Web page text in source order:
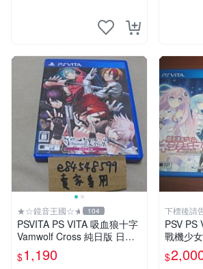
★☆鏡音王國☆★ 104
PSVITA PS VITA 吸血狼十字
Vamwolf Cross 純日版 日文
版 二手良品
$1,190
下標後請
關於我
PSV PS
戰機少
& 鋼彈
$